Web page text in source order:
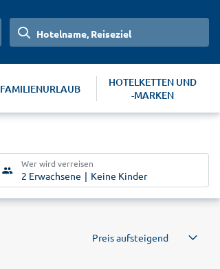
Hotelname, Reiseziel
FAMILIENURLAUB
HOTELKETTEN UND
-MARKEN
Wer wird verreisen
2 Erwachsene Keine Kinder
Preis aufsteigend